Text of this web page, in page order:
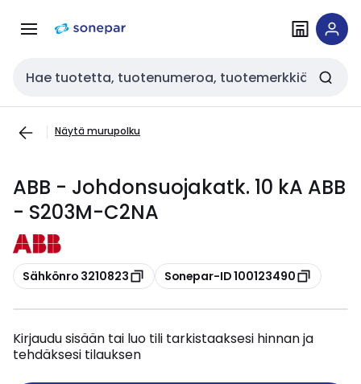
navigointiinsisältöön
Haku
Näytä murupolku
ABB - Johdonsuojakatk. 10 kA ABB
- S203M-C2NA
Kopioi
Sähkönro 3210823 Kopioi
Sonepar-ID 100123490
Kirjaudu sisään tai luo tili tarkistaaksesi hinnan ja
tehdäksesi tilauksen